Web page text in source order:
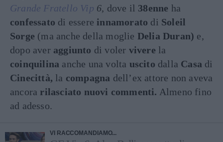
Grande Fratello Vip 6, dove il 38enne ha
confessato di essere innamorato di Soleil
Sorge (ma anche della moglie Delia Duran) e,
dopo aver aggiunto di voler vivere la
coinquilina anche una volta uscito dalla Casa di
Cinecittà, la compagna dell’ex attore non aveva
ancora rilasciato nuovi commenti. Almeno fino
ad adesso.
VI RACCOMANDIAMO...